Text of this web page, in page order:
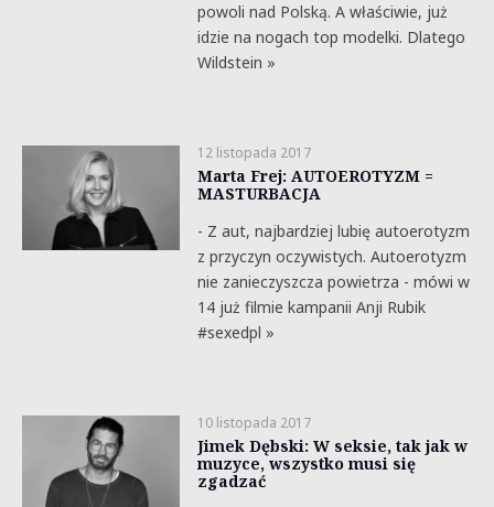
powoli nad Polską. A właściwie, już
idzie na nogach top modelki. Dlatego
Wildstein »
12 listopada 2017
Marta Frej: AUTOEROTYZM =
MASTURBACJA
- Z aut, najbardziej lubię autoerotyzm
z przyczyn oczywistych. Autoerotyzm
nie zanieczyszcza powietrza - mówi w
14 już filmie kampanii Anji Rubik
#sexedpl »
10 listopada 2017
Jimek Dębski: W seksie, tak jak w
muzyce, wszystko musi się
zgadzać